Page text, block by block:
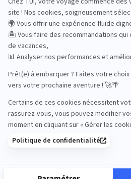
Road Trips
Safari
Sénior